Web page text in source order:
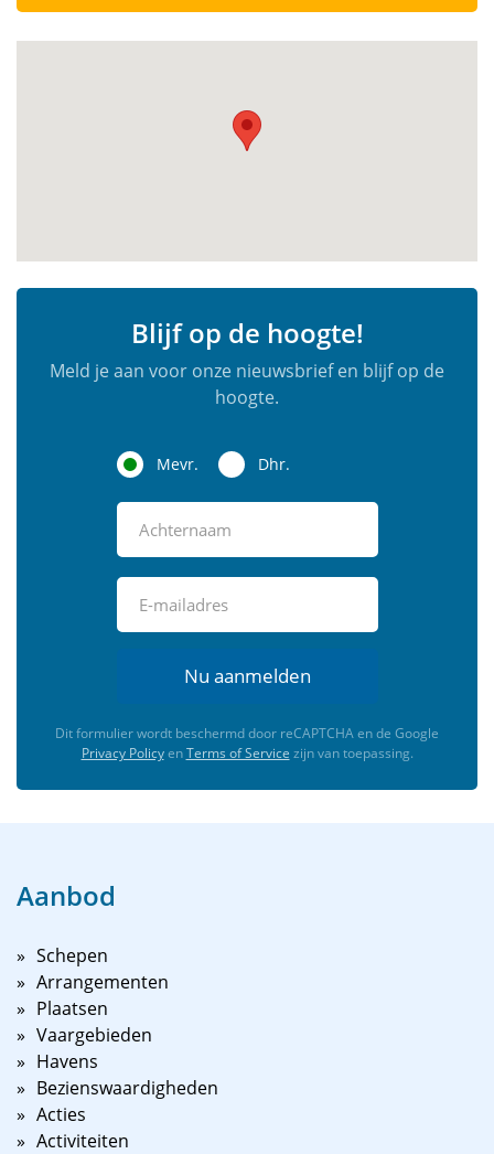
Blijf op de hoogte!
Meld je aan voor onze nieuwsbrief en blijf op de
hoogte.
Mevr. Dhr.
Nu aanmelden
Dit formulier wordt beschermd door reCAPTCHA en de Google
Privacy PolicyenTerms of Service zijn van toepassing.
Aanbod
Schepen
Arrangementen
Plaatsen
Vaargebieden
Havens
Bezienswaardigheden
Acties
Activiteiten